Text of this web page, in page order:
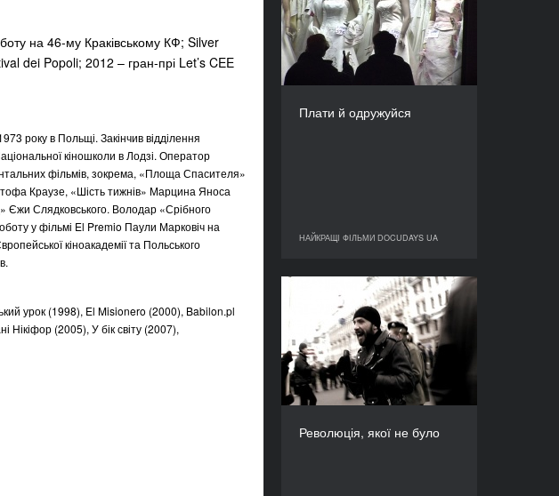
на 46-му Краківському КФ; Silver
dei Popoli; 2012 – гран-прі Let’s CEE
року в Польщі. Закінчив відділення
кіношколи в Лодзі. Оператор
фільмів, зокрема, «Площа Спасителя»
Краузе, «Шість тижнів» Марцина Яноса
Єжи Слядковського. Володар «Срібного
у фільмі El Premio Паули Марковіч на
кіноакадемії та Польського
урок (1998), El Misionero (2000), Babilon.pl
Нікіфор (2005), У бік світу (2007),
Плати й одружуйся
НАЙКРАЩІ ФІЛЬМИ DOCUDAYS UA
РІК
2008
КРАЇНА
Австрія, Хорватія,
Македонія, США
Атанас Ґеорґієв
НАЙКРАЩІ ФІЛЬМИ DOCUDAYS UA
Революція, якої не було
Революція, якої не було
2008
КРАЇНА
Естонія, Фінляндія
РЕЖИСЕР/-КА
ТРИВАЛІСТЬ